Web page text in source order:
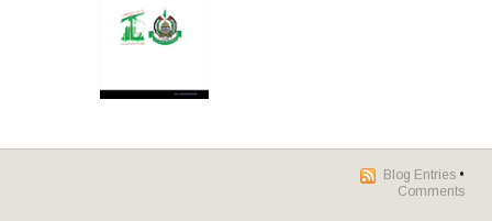
Blog Entries •
Comments